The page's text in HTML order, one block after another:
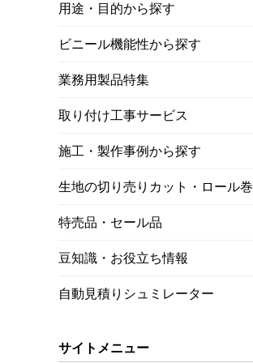
用途・目的から探す
ビニール機能性から探す
業務用製品特集
取り付け工事サービス
施工・製作事例から探す
生地の切り売りカット・ロール巻
特売品・セール品
豆知識・お役立ち情報
自動見積りシュミレーター
サイトメニュー